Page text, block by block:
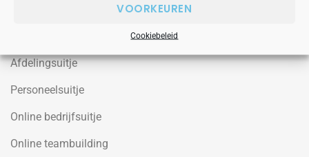
VOORKEUREN
Cookiebeleid
Afdelingsuitje
Personeelsuitje
Online bedrijfsuitje
Online teambuilding